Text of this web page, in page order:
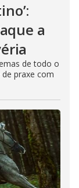
a
de todo o
praxe com